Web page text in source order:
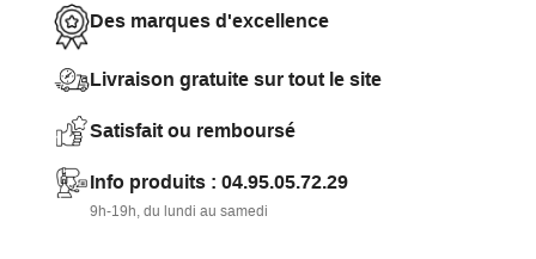
forme de tonneau, son plateau rond et son foyer central
pour de créer une ambiance feu de cheminée.
Capacité 6 personnes, diamètre 122 cm.
Solide tout en béton fibré.
Des marques d'excellence
Livraison gratuite sur tout le site
Satisfait ou remboursé
Info produits : 04.95.05.72.29
9h-19h, du lundi au samedi